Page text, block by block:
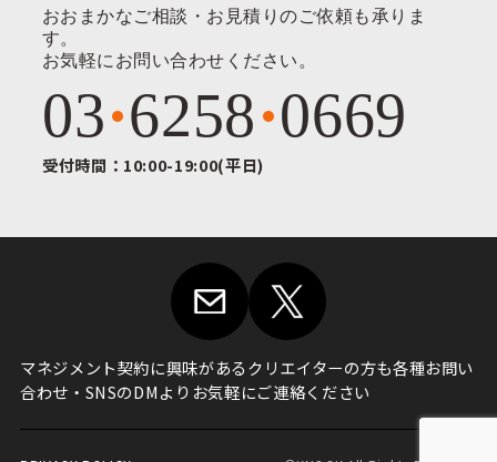
おおまかなご相談・お見積りのご依頼も承りま
す。
お気軽にお問い合わせください。
03 6258 0669
受付時間：10:00-19:00(平日)
マネジメント契約に興味があるクリエイターの方も各種お問い
合わせ・ SNSのDMよりお気軽にご連絡ください